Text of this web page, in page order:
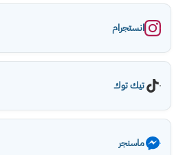
انستجرام
تيك توك
ماسنجر